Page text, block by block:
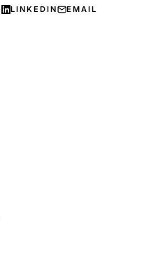
LINKEDIN EMAIL